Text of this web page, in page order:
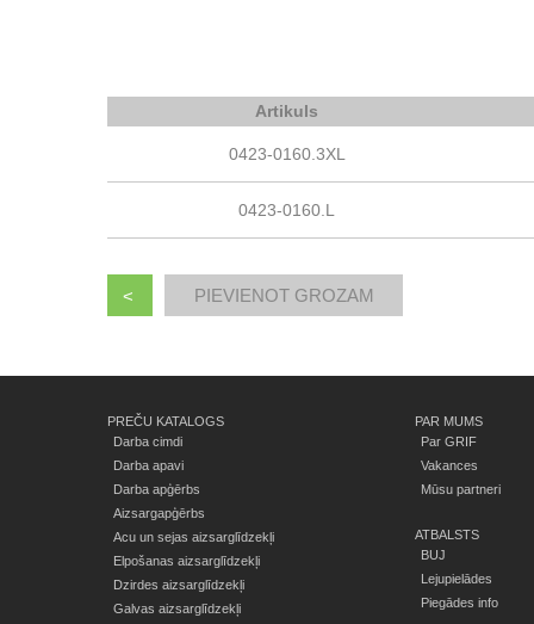
Artikuls
0423-0160.3XL
0423-0160.L
<
PREČU KATALOGS
Darba cimdi
Darba apavi
Darba apģērbs
Aizsargapģērbs
Acu un sejas aizsarglīdzekļi
Elpošanas aizsarglīdzekļi
Dzirdes aizsarglīdzekļi
Galvas aizsarglīdzekļi
PAR MUMS
Par GRIF
Vakances
Mūsu partneri
ATBALSTS
BUJ
Lejupielādes
Piegādes info